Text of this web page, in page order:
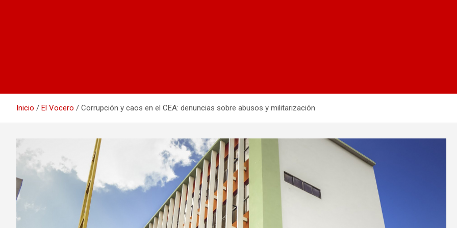
Inicio El Vocero Corrupción y caos en el CEA: denuncias sobre abusos y militarización